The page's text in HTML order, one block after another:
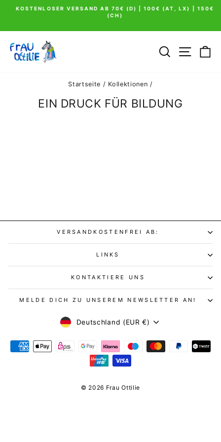
Pause
KOSTENLOSER VERSAND AB 70€ (D) | 100€ (AT, LX) | 150€
(CH)
SUCHE
Startseite / Kollektionen /
EIN DRUCK FÜR BILDUNG
VERSANDKOSTENFREI AB:
LINKS
KONTAKTIERE UNS
MELDE DICH ZU UNSEREM NEWSLETTER AN!
WÄHRUNG
Deutschland (EUR €)
© 2026 Frau Ottilie